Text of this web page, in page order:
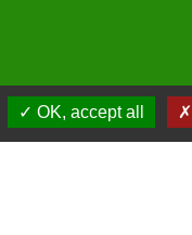
mobile Localiti
OK, accept all